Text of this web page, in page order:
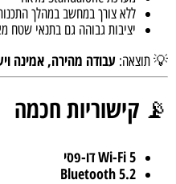
ללא צורך במחשב במהלך
יציבות גבוהה גם בתנאי שטח
💡 תוצאה: עבודה מהירה, אמינה
📡 קישוריות חכמה
Wi-Fi 5 דו-פסי
Bluetooth 5.2